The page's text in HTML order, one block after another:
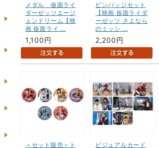
メダル 仮面ライ
ダーゼッツエージ
ェンドリーム【映
画 仮面ライ …
1,100円
ピンバッジセット
【映画 仮面ライダ
ーゼッツ さよなら
のミッシ …
2,200円
＜セット販売＞ト
ビジュアルカード